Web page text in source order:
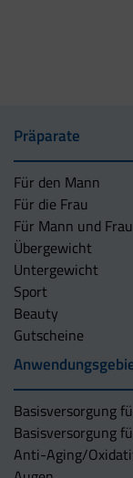
Präparate
Für den Mann
Für die Frau
Für Mann und Frau
Übergewicht
Untergewicht
Sport
Beauty
Gutscheine
Basisversorgung
Basisversorgung
Anti-Aging/